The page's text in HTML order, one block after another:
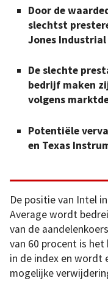
Door de
slechtst
Jones Industrial
De slechte
bedrijf maken
volgens
Potentiële
en Texas
De positie van Intel
Average wordt
van de
van 60 procent is
in de index en wordt
mogelijke